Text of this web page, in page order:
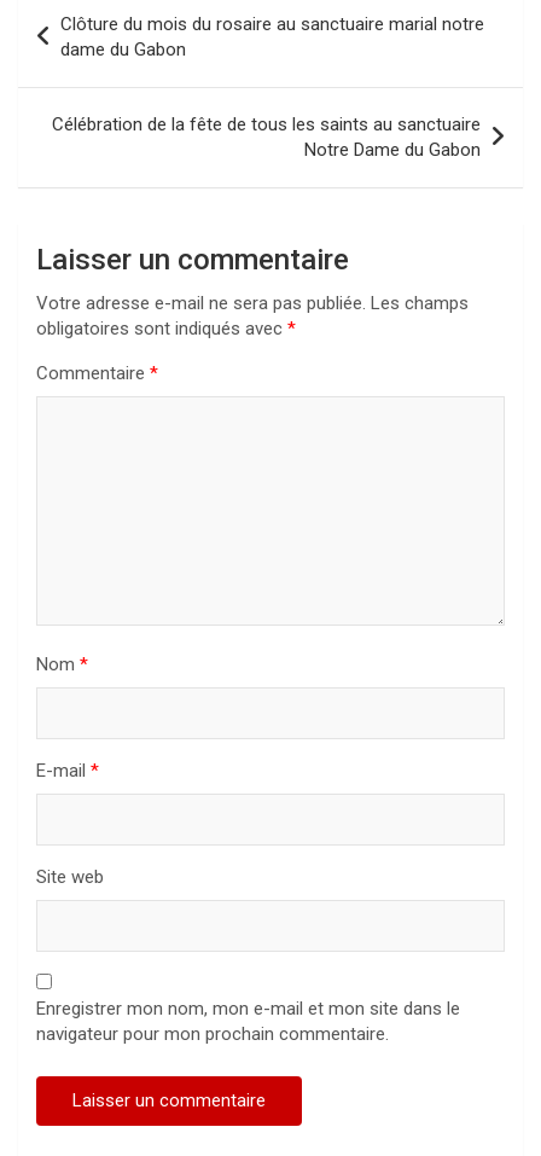
de
l’article
Clôture du mois du rosaire au sanctuaire marial notre
dame du Gabon
Célébration de la fête de tous les saints au sanctuaire
Notre Dame du Gabon
Laisser un commentaire
Votre adresse e-mail ne sera pas publiée. Les champs
obligatoires sont indiqués avec *
Commentaire *
Nom *
E-mail *
Site web
Enregistrer mon nom, mon e-mail et mon site dans le
navigateur pour mon prochain commentaire.